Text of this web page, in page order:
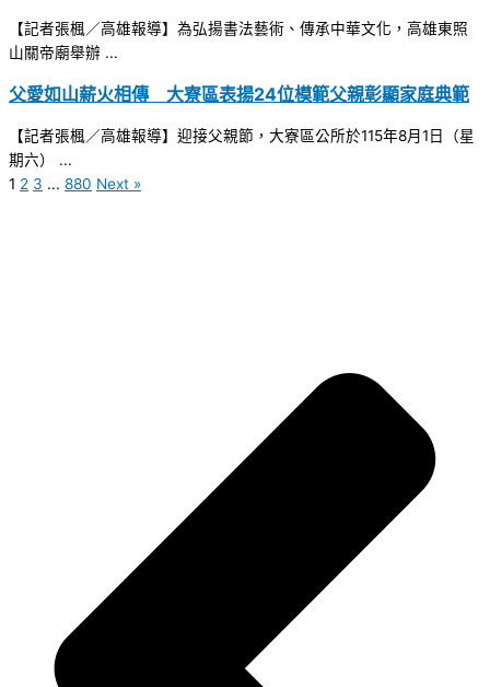
【記者張楓／高雄報導】為弘揚書法藝術、傳承中華文化，高雄東照
山關帝廟舉辦 ...
父愛如山薪火相傳 大寮區表揚24位模範父親彰顯家庭典範
【記者張楓／高雄報導】迎接父親節，大寮區公所於115年8月1日（星
期六） ...
1 2 3 ... 880 Next »